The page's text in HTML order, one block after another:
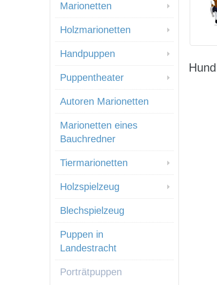
Marionetten
Holzmarionetten
Handpuppen
Puppentheater
Autoren Marionetten
Marionetten eines
Bauchredner
Tiermarionetten
Holzspielzeug
Blechspielzeug
Puppen in
Landestracht
Porträtpuppen